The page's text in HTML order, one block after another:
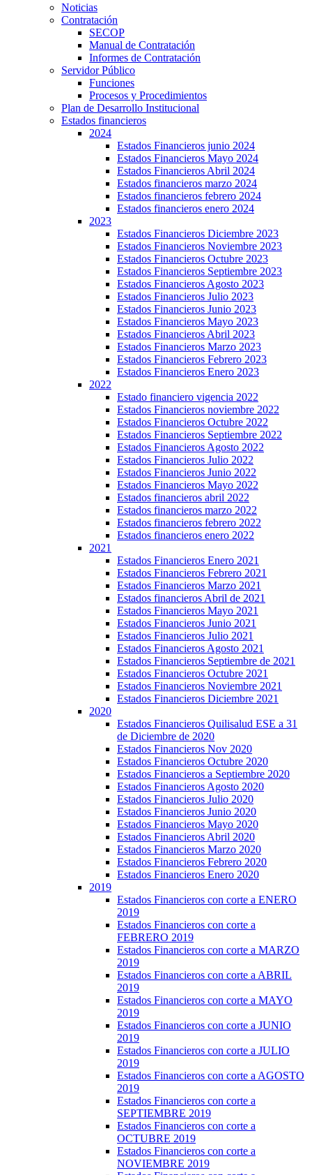
Noticias
Contratación
SECOP
Manual de Contratación
Informes de Contratación
Servidor Público
Funciones
Procesos y Procedimientos
Plan de Desarrollo Institucional
Estados financieros
2024
Estados Financieros junio 2024
Estados Financieros Mayo 2024
Estados Financieros Abril 2024
Estados financieros marzo 2024
Estados financieros febrero 2024
Estados financieros enero 2024
2023
Estados Financieros Diciembre 2023
Estados Financieros Noviembre 2023
Estados Financieros Octubre 2023
Estados Financieros Septiembre 2023
Estados Financieros Agosto 2023
Estados Financieros Julio 2023
Estados Financieros Junio 2023
Estados Financieros Mayo 2023
Estados Financieros Abril 2023
Estados Financieros Marzo 2023
Estados Financieros Febrero 2023
Estados Financieros Enero 2023
2022
Estado financiero vigencia 2022
Estados Financieros noviembre 2022
Estados Financieros Octubre 2022
Estados Financieros Septiembre 2022
Estados Financieros Agosto 2022
Estados Financieros Julio 2022
Estados Financieros Junio 2022
Estados Financieros Mayo 2022
Estados financieros abril 2022
Estados financieros marzo 2022
Estados financieros febrero 2022
Estados financieros enero 2022
2021
Estados Financieros Enero 2021
Estados Financieros Febrero 2021
Estados Financieros Marzo 2021
Estados financieros Abril de 2021
Estados Financieros Mayo 2021
Estados Financieros Junio 2021
Estados Financieros Julio 2021
Estados Financieros Agosto 2021
Estados Financieros Septiembre de 2021
Estados Financieros Octubre 2021
Estados Financieros Noviembre 2021
Estados Financieros Diciembre 2021
2020
Estados Financieros Quilisalud ESE a 31
de Diciembre de 2020
Estados Financieros Nov 2020
Estados Financieros Octubre 2020
Estados Financieros a Septiembre 2020
Estados Financieros Agosto 2020
Estados Financieros Julio 2020
Estados Financieros Junio 2020
Estados Financieros Mayo 2020
Estados Financieros Abril 2020
Estados Financieros Marzo 2020
Estados Financieros Febrero 2020
Estados Financieros Enero 2020
2019
Estados Financieros con corte a ENERO
2019
Estados Financieros con corte a
FEBRERO 2019
Estados Financieros con corte a MARZO
2019
Estados Financieros con corte a ABRIL
2019
Estados Financieros con corte a MAYO
2019
Estados Financieros con corte a JUNIO
2019
Estados Financieros con corte a JULIO
2019
Estados Financieros con corte a AGOSTO
2019
Estados Financieros con corte a
SEPTIEMBRE 2019
Estados Financieros con corte a
OCTUBRE 2019
Estados Financieros con corte a
NOVIEMBRE 2019